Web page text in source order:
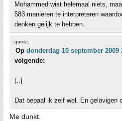
Mohammed wist helemaal niets,
583 manieren te interpreteren
denken gelijk te hebben.
quote:
Op donderdag 10 september 2009
volgende:
[..]
Dat bepaal ik zelf wel. En gelovigen
Me dunkt.